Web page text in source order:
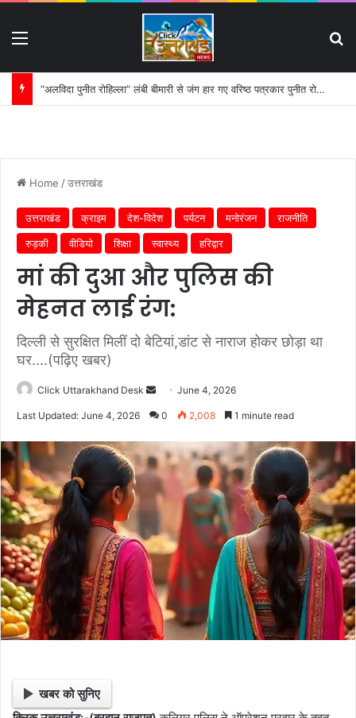
“अलविदा पुनीत रोहिल्ला” लंबी बीमारी से जंग हार गए वरिष्ठ पत्रकार पुनीत रोहिल्ला:
Home /उत्तराखंड
उत्तराखंड क्राइम देश-विदेश पर्यटन मनोरंजन
राजनीति
रुड़की
वीडियो शिक्षा स्वास्थ्य हरिद्वार
मां की दुआ और पुलिस की
मेहनत लाई रंग:
दिल्ली से सुरक्षित मिलीं दो बेटियां,डांट से नाराज होकर छोड़ा था
घर....(पढ़िए खबर)
Click Uttarakhand Desk
e
a
e
a
June 4, 2026
Last Updated: June 4, 2026 0 2,008 1 minute read
खबर को सुनिए